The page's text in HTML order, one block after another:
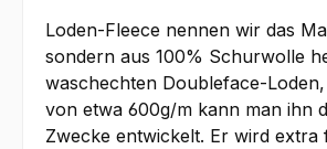
Loden-Fleece nennen wir das
sondern aus 100% Schurwolle
waschechten Doubleface-
von etwa 600g/m kann man ihn
Zwecke entwickelt. Er wird extra